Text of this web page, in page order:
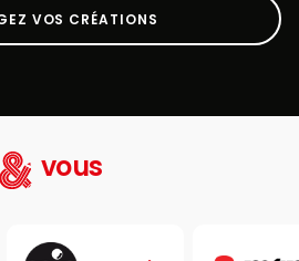
VOS CRÉATIONS
vous